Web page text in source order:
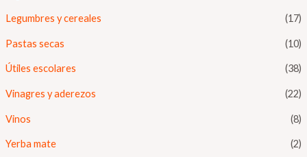
Legumbres y cereales (17)
Pastas secas (10)
Útiles escolares (38)
Vinagres y aderezos (22)
Vinos (8)
Yerba mate (2)